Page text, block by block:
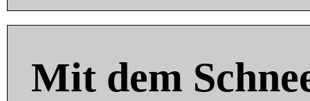
Mit dem